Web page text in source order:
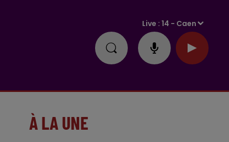
Live :14 - Caen
À LA UNE